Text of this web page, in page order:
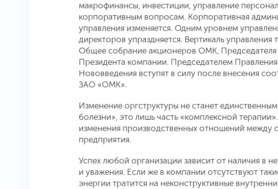
макрофинансы, инвестиции, управление
корпоративным вопросам. Корпоративная
управления изменяется. Одним уровнем
директоров упраздняется. Вертикаль управления
Общее собрание акционеров ОМК, Председателя
Президента компании. Председателем
Нововведения вступят в силу после внесения
ЗАО «ОМК».
Изменение оргструктуры не станет
болезни», это лишь часть «комплексной
изменения производственных отношений между
предприятия.
Успех любой организации зависит от наличия в
и уважения. Если же в компании отсутствуют
энергии тратится на неконструктивные